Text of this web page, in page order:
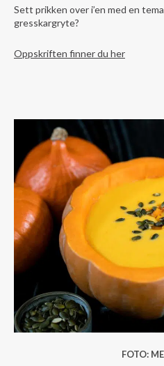
Sett prikken over i’en med en
gresskargryte?
Oppskriften finner du her
FOTO: